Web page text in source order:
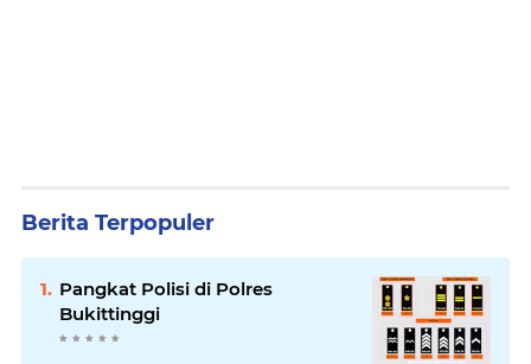
Berita Terpopuler
Pangkat Polisi di Polres
Bukittinggi